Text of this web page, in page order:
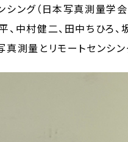
シング（日本写真測量学
、中村健二、田中ちひろ
真測量とリモートセンシ